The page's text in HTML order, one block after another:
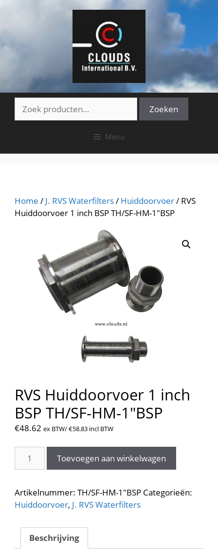
de
inhoud
Menu
Zoeken
naar:
Zoeken
Home / J. RVS Waterfilters/ Huiddoorvoer/ RVS
Huiddoorvoer 1 inch BSP TH/SF-HM-1″BSP
RVS Huiddoorvoer 1 inch
BSP TH/SF-HM-1″BSP
€48.62 ex BTW/€58.83 incl BTW
Huiddoorvoer
inch
BSP
HM-
1"BSP
aantal
Toevoegen aan winkelwagen
Artikelnummer: TH/SF-HM-1"BSP Categorieën:
Huiddoorvoer, J. RVS Waterfilters
Beschrijving